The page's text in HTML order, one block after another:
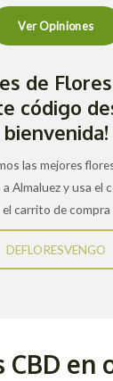
Ver Opiniones
de
código
bienvenida!
las mejores
Almaluez y usa el
el carrito de compra
DEFLORESVENGO
CBD en